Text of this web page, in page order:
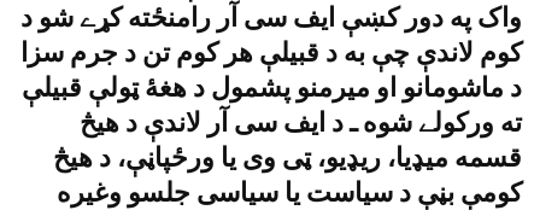
واک په دور کښې ايف سى آر رامنځته کړے شو د
کوم لاندې چې به د قبيلې هر کوم تن د جرم سزا
د ماشومانو او ميرمنو پشمول د هغۀ ټولې قبيلې
ته ورکولے شوه ـ د ايف سى آر لاندې د هيڅ
قسمه ميډيا، ريډيو، ټى وى يا ورځپاڼې، د هيڅ
کومې بڼې د سياست يا سياسى جلسو وغيره